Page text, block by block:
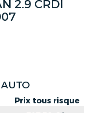
2.9 CRDI
Prix tous risque